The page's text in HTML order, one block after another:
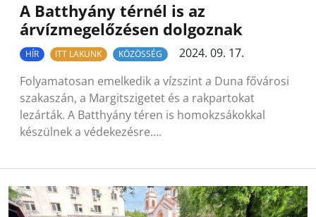
A Batthyány térnél is az
árvízmegelőzésen dolgoznak
HÍR ITT LAKUNK KÖZÖSSÉG
2024. 09. 17.
Folyamatosan emelkedik a vízszint a Duna fővárosi
szakaszán, a Margitszigetet és a rakpartokat
lezárták. A Batthyány téren is homokzsákokkal
készülnek a védekezésre….